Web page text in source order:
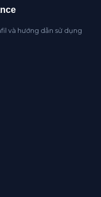
và hướng dẫn sử dụng